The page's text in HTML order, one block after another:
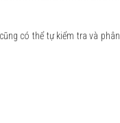
có thể tự kiểm tra và phân